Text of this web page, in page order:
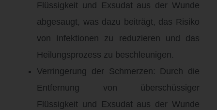
Flüssigkeit und Exsudat aus der Wunde
abgesaugt, was dazu beiträgt, das Risiko
von Infektionen zu reduzieren und das
Heilungsprozess zu beschleunigen.
Verringerung der Schmerzen: Durch die
Entfernung von überschüssiger
Flüssigkeit und Exsudat aus der Wunde